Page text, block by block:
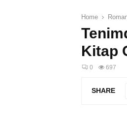
Home
Kitap
0 697
SHARE